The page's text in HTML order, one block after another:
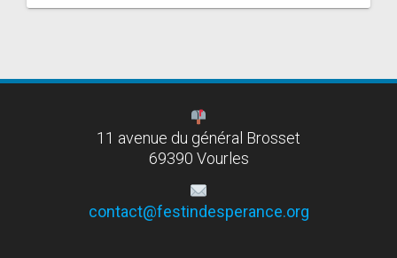
11 avenue du général Brosset
69390 Vourles
contact@festindesperance.org